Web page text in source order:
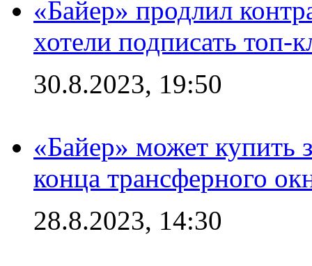
«Байер» продлил
хотели подписать
30.8.2023, 19:50
«Байер» может купить
конца трансферного
28.8.2023, 14:30